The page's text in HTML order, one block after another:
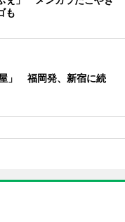
も
」 福岡発、新宿に続